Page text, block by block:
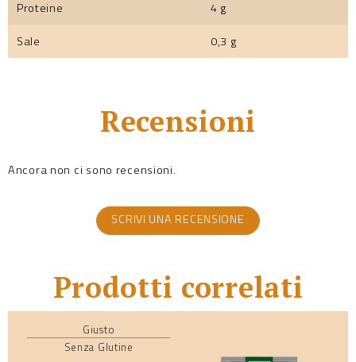
Proteine
4 g
Sale
0,3 g
Recensioni
Ancora non ci sono recensioni.
SCRIVI UNA RECENSIONE
Prodotti correlati
Giusto
Senza Glutine